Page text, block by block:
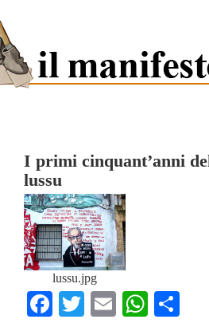
I primi cinquant’anni
lussu
lussu.jpg
Facebook
TwitterEmail